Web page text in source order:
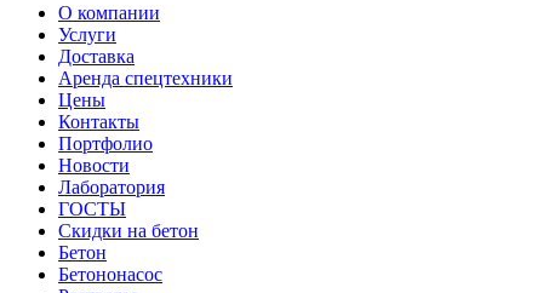
О компании
Услуги
Доставка
Аренда спецтехники
Цены
Контакты
Портфолио
Новости
Лаборатория
ГОСТЫ
Скидки на бетон
Бетон
Бетононасос